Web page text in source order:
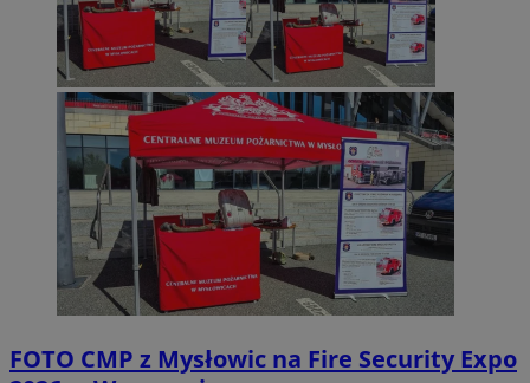
FOTO CMP z Mysłowic na Fire Security Expo